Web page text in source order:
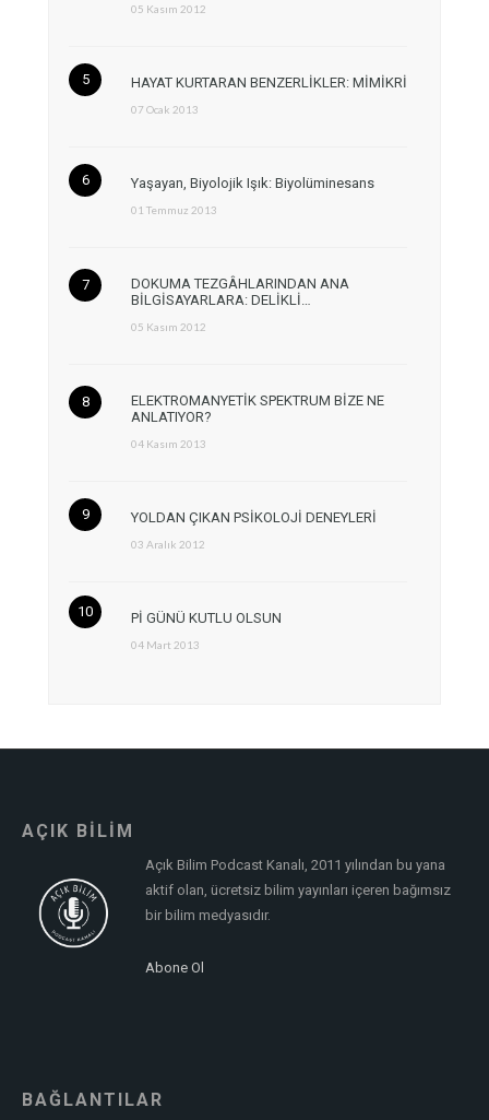
05 Kasım 2012
HAYAT KURTARAN BENZERLİKLER: MİMİKRİ
07 Ocak 2013
Yaşayan, Biyolojik Işık: Biyolüminesans
01 Temmuz 2013
DOKUMA TEZGÂHLARINDAN ANA
BİLGİSAYARLARA: DELİKLİ…
05 Kasım 2012
ELEKTROMANYETİK SPEKTRUM BİZE NE
ANLATIYOR?
04 Kasım 2013
YOLDAN ÇIKAN PSİKOLOJİ DENEYLERİ
03 Aralık 2012
Pİ GÜNÜ KUTLU OLSUN
04 Mart 2013
AÇIK BİLİM
Açık Bilim Podcast Kanalı, 2011 yılından bu yana
aktif olan, ücretsiz bilim yayınları içeren bağımsız
bir bilim medyasıdır.
Abone Ol
BAĞLANTILAR